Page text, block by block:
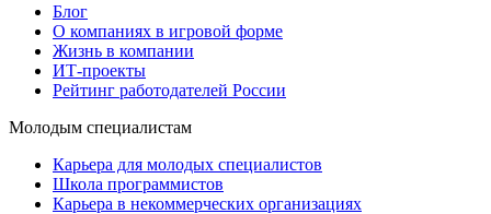
Блог
О компаниях в игровой форме
Жизнь в компании
ИТ-проекты
Рейтинг работодателей России
Молодым специалистам
Карьера для молодых специалистов
Школа программистов
Карьера в некоммерческих организациях